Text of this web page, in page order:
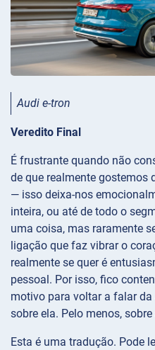
Audi e-tron
Veredito Final
É frustrante quando não
de que realmente gostemos
— isso deixa-nos
inteira, ou até de todo o
uma coisa, mas raramente
ligação que faz vibrar o
realmente se quer é
pessoal. Por isso, fico
motivo para voltar a falar
sobre ela. Pelo menos,
Esta é uma tradução. Pode